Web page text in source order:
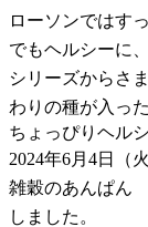
ローソンではす
でもヘルシーに
シリーズからさ
わりの種が入っ
ちょっぴりヘル
2024年6月4日（
雑穀のあんぱん
しました。